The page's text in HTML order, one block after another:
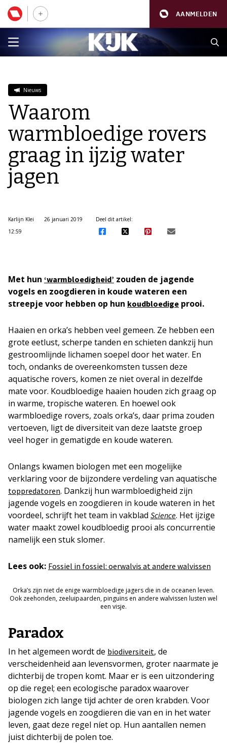
AANMELDEN
Nieuws
Waarom
warmbloedige rovers
graag in ijzig water
jagen
Karlijn Klei
26 januari 2019
12:59
Deel dit artikel:
Met hun ‘warmbloedigheid’ zouden de jagende
vogels en zoogdieren in koude wateren een
streepje voor hebben op hun koudbloedige prooi.
Haaien en orka’s hebben veel gemeen. Ze hebben een
grote eetlust, scherpe tanden en schieten dankzij hun
gestroomlijnde lichamen soepel door het water. En
toch, ondanks de overeenkomsten tussen deze
aquatische rovers, komen ze niet overal in dezelfde
mate voor. Koudbloedige haaien houden zich graag op
in warme, tropische wateren. En hoewel ook
warmbloedige rovers, zoals orka’s, daar prima zouden
vertoeven, ligt de diversiteit van deze laatste groep
veel hoger in gematigde en koude wateren.
Onlangs kwamen biologen met een mogelijke
verklaring voor de bijzondere verdeling van aquatische
toppredatoren. Dankzij hun warmbloedigheid zijn
jagende vogels en zoogdieren in koude wateren in het
voordeel, schrijft het team in vakblad Science. Het ijzige
water maakt zowel koudbloedig prooi als concurrentie
namelijk een stuk slomer.
Lees ook: Fossiel in fossiel: oerwalvis at andere walvissen
Orka’s zijn niet de enige warmbloedige jagers die in de oceanen leven.
Ook zeehonden, zeeluipaarden, pinguïns en andere walvissen lusten wel
een visje.
Paradox
In het algemeen wordt de biodiversiteit, de
verscheidenheid aan levensvormen, groter naarmate je
dichterbij de tropen komt. Maar er is een uitzondering
op die regel; een ecologische paradox waarover
biologen zich lange tijd achter de oren krabden. Voor
jagende vogels en zoogdieren die van en in het water
leven, gaat deze regel níet op. Hun aantallen nemen
juist dichterbij de polen toe.